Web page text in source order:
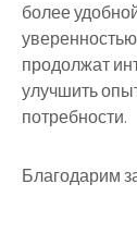
более
уверенностью
продолжат
улучшить
потребности.
Благодарим